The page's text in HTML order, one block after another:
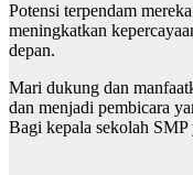
Potensi terpendam
meningkatkan
depan.
Mari dukung dan
dan menjadi pembicara
Bagi kepala sekolah